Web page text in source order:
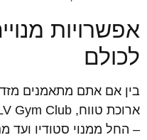
אפשרויות
לכולם
בין אם אתם מתאמנים
– החל ממנוי סטודיו ועד